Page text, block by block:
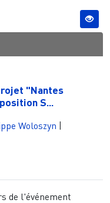
"Nantes
S...
Woloszyn |
de l'événement